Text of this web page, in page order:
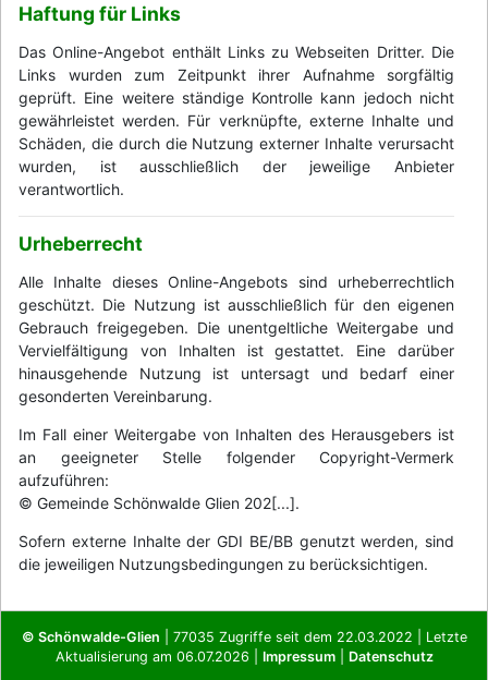
Haftung für Links
Das Online-Angebot enthält Links zu Webseiten Dritter. Die
Links wurden zum Zeitpunkt ihrer Aufnahme sorgfältig
geprüft. Eine weitere ständige Kontrolle kann jedoch nicht
gewährleistet werden. Für verknüpfte, externe Inhalte und
Schäden, die durch die Nutzung externer Inhalte verursacht
wurden, ist ausschließlich der jeweilige Anbieter
verantwortlich.
Urheberrecht
Alle Inhalte dieses Online-Angebots sind urheberrechtlich
geschützt. Die Nutzung ist ausschließlich für den eigenen
Gebrauch freigegeben. Die unentgeltliche Weitergabe und
Vervielfältigung von Inhalten ist gestattet. Eine darüber
hinausgehende Nutzung ist untersagt und bedarf einer
gesonderten Vereinbarung.
Im Fall einer Weitergabe von Inhalten des Herausgebers ist
an geeigneter Stelle folgender Copyright-Vermerk
aufzuführen:
© Gemeinde Schönwalde Glien 202[...].
Sofern externe Inhalte der GDI BE/BB genutzt werden, sind
die jeweiligen Nutzungsbedingungen zu berücksichtigen.
© Schönwalde-Glien | 77035 Zugriffe seit dem 22.03.2022 | Letzte
Aktualisierung am 06.07.2026 | Impressum| Datenschutz